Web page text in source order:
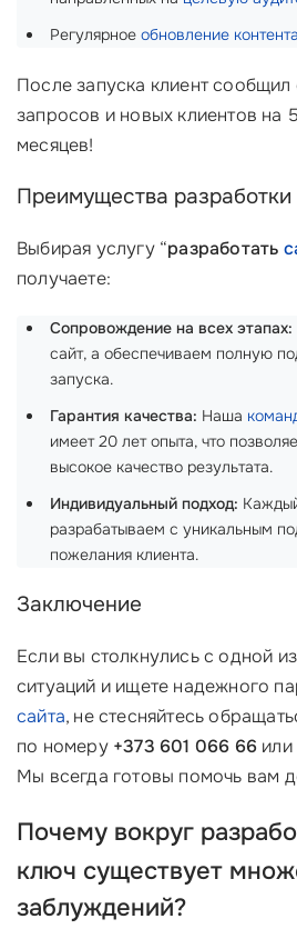
Регулярное обновление контента
После запуска клиент сообщил
запросов и новых клиентов на
месяцев!
Преимущества
Выбирая услугу “разработать
получаете:
Сопровождение на всех этапах:
сайт, а обеспечиваем полную
запуска.
Гарантия качества: Наша
имеет 20 лет опыта, что
высокое качество результата.
Индивидуальный подход:
разрабатываем с уникальным
пожелания клиента.
Заключение
Если вы столкнулись с одной
ситуаций и ищете надежного
сайта, не стесняйтесь
по номеру +373 601 066 66 или
Мы всегда готовы помочь вам
Почему вокруг
ключ существует
заблуждений?